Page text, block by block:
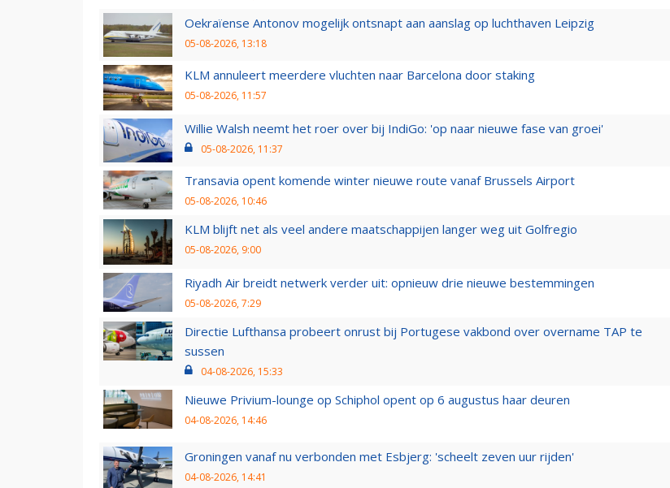
Oekraïense Antonov mogelijk ontsnapt aan aanslag op luchthaven Leipzig
05-08-2026, 13:18
KLM annuleert meerdere vluchten naar Barcelona door staking
05-08-2026, 11:57
Willie Walsh neemt het roer over bij IndiGo: 'op naar nieuwe fase van groei'
05-08-2026, 11:37
Transavia opent komende winter nieuwe route vanaf Brussels Airport
05-08-2026, 10:46
KLM blijft net als veel andere maatschappijen langer weg uit Golfregio
05-08-2026, 9:00
Riyadh Air breidt netwerk verder uit: opnieuw drie nieuwe bestemmingen
05-08-2026, 7:29
Directie Lufthansa probeert onrust bij Portugese vakbond over overname TAP te
sussen
04-08-2026, 15:33
Nieuwe Privium-lounge op Schiphol opent op 6 augustus haar deuren
04-08-2026, 14:46
Groningen vanaf nu verbonden met Esbjerg: 'scheelt zeven uur rijden'
04-08-2026, 14:41